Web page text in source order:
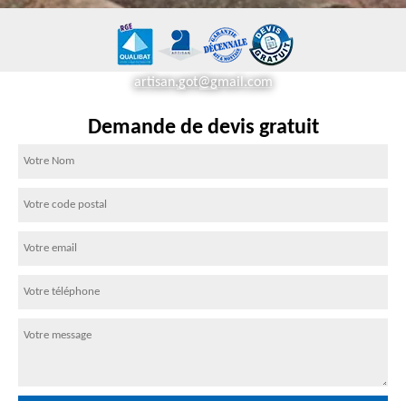
artisan.got@gmail.com
Demande de devis gratuit